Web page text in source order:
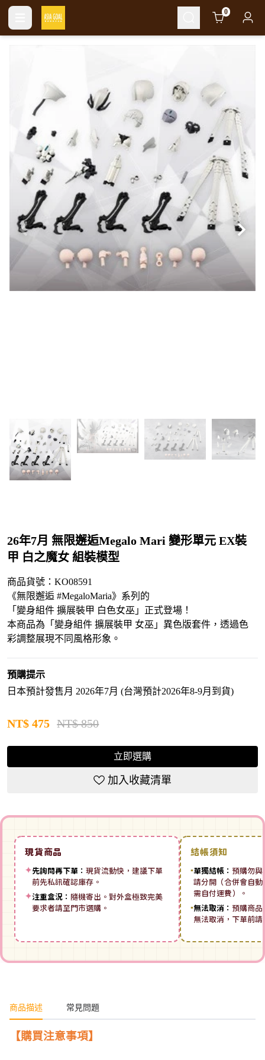
Cart 0
26年7月 無限邂逅Megalo Mari 變形單元 EX裝
甲 白之魔女 組裝模型
商品貨號：KO08591
《無限邂逅 #MegaloMaria》系列的
「變身組件 擴展裝甲 白色女巫」正式登場！
本商品為「變身組件 擴展裝甲 女巫」異色版套件，透過色
彩調整展現不同風格形象。
預購提示
日本預計發售月 2026年7月 (台灣預計2026年8-9月到貨)
NT$ 475 NT$ 850
立即選購
加入收藏清單
現貨商品
✦先詢問再下單： 現貨流動快，建議下單
前先私訊確認庫存。
✦注重盒況： 隨機寄出。對外盒極致完美
要求者請至門市選購。
結帳須知
▪單獨結帳： 預購勿與
請分開（合併會自
需自付運費）。
▪無法取消： 預購商品
無法取消，下單前
商品描述 常見問題
【購買注意事項】